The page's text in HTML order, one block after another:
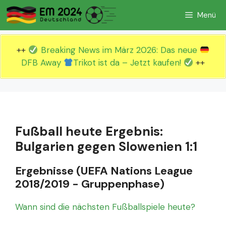
Zum
Inhalt
springen
Menü
++
Breaking News im März 2026: Das neue
DFB Away
Trikot ist da – Jetzt kaufen! ++
Fußball heute Ergebnis:
Bulgarien gegen Slowenien 1:1
Ergebnisse (UEFA Nations League
2018/2019 - Gruppenphase)
Wann sind die nächsten Fußballspiele heute?